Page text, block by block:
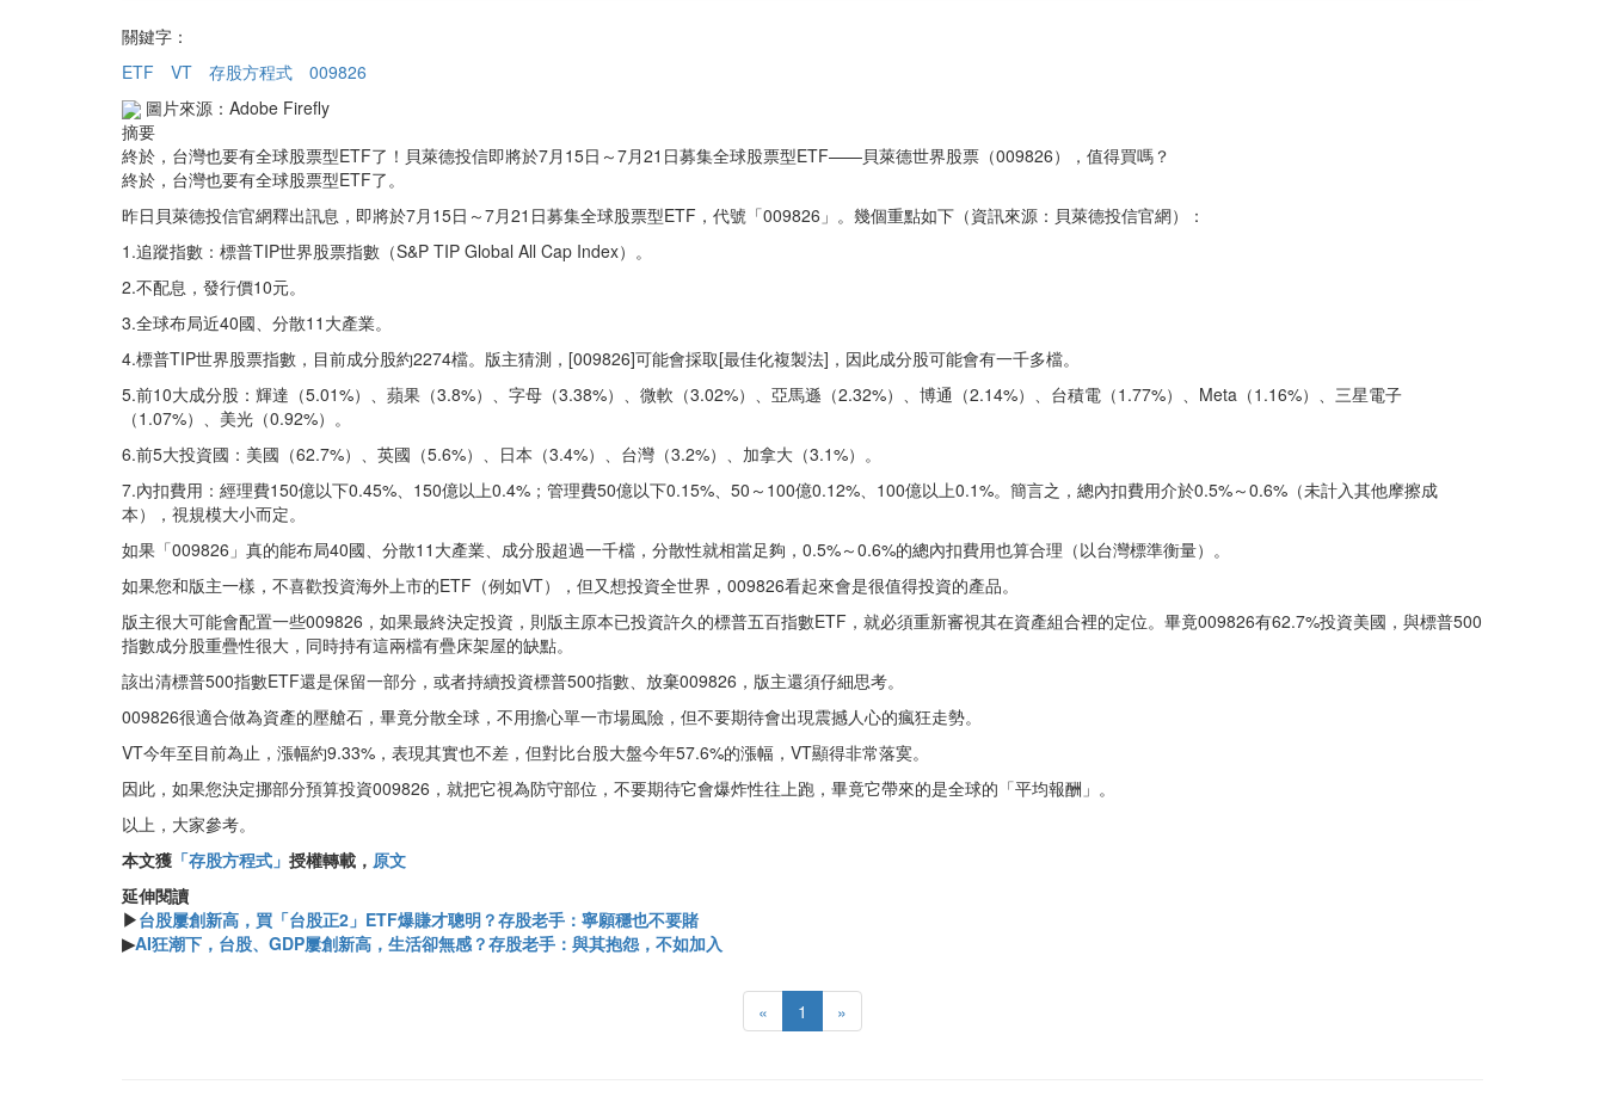
關鍵字：
ETF
VT 存股方程式
009826
圖片來源：Adobe Firefly
摘要
終於，台灣也要有全球股票型ETF了！貝萊德投信即將於7月15日～7月21日募集全球股票型ETF——貝萊德世界股票（009826），值得買嗎？
終於，台灣也要有全球股票型ETF了。
昨日貝萊德投信官網釋出訊息，即將於7月15日～7月21日募集全球股票型ETF，代號「009826」。幾個重點如下（資訊來源：貝萊德投信官網）：
1.追蹤指數：標普TIP世界股票指數（S&P TIP Global All Cap Index）。
2.不配息，發行價10元。
3.全球布局近40國、分散11大產業。
4.標普TIP世界股票指數，目前成分股約2274檔。版主猜測，[009826]可能會採取[最佳化複製法]，因此成分股可能會有一千多檔。
5.前10大成分股：輝達（5.01%）、蘋果（3.8%）、字母（3.38%）、微軟（3.02%）、亞馬遜（2.32%）、博通（2.14%）、台積電（1.77%）、Meta（1.16%）、三星電子
（1.07%）、美光（0.92%）。
6.前5大投資國：美國（62.7%）、英國（5.6%）、日本（3.4%）、台灣（3.2%）、加拿大（3.1%）。
7.內扣費用：經理費150億以下0.45%、150億以上0.4%；管理費50億以下0.15%、50～100億0.12%、100億以上0.1%。簡言之，總內扣費用介於0.5%～0.6%（未計入其他摩擦成
本），視規模大小而定。
如果「009826」真的能布局40國、分散11大產業、成分股超過一千檔，分散性就相當足夠，0.5%～0.6%的總內扣費用也算合理（以台灣標準衡量）。
如果您和版主一樣，不喜歡投資海外上市的ETF（例如VT），但又想投資全世界，009826看起來會是很值得投資的產品。
版主很大可能會配置一些009826，如果最終決定投資，則版主原本已投資許久的標普五百指數ETF，就必須重新審視其在資產組合裡的定位。畢竟009826有62.7%投資美國，與標普500
指數成分股重疊性很大，同時持有這兩檔有疊床架屋的缺點。
該出清標普500指數ETF還是保留一部分，或者持續投資標普500指數、放棄009826，版主還須仔細思考。
009826很適合做為資產的壓艙石，畢竟分散全球，不用擔心單一市場風險，但不要期待會出現震撼人心的瘋狂走勢。
VT今年至目前為止，漲幅約9.33%，表現其實也不差，但對比台股大盤今年57.6%的漲幅，VT顯得非常落寞。
因此，如果您決定挪部分預算投資009826，就把它視為防守部位，不要期待它會爆炸性往上跑，畢竟它帶來的是全球的「平均報酬」。
以上，大家參考。
本文獲 「存股方程式」 授權轉載， 原文
延伸閱讀
▶台股屢創新高，買「台股正2」ETF爆賺才聰明？存股老手：寧願穩也不要賭
▶AI狂潮下，台股、GDP屢創新高，生活卻無感？存股老手：與其抱怨，不如加入
« 1 »